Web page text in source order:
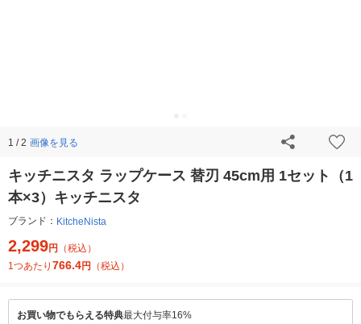
1 / 2 画像を見る
キッチニスタ ラップケース 替刃 45cm用 1セット（1
本×3）キッチニスタ
ブランド： KitcheNista
2,299円
（税込）
1つあたり 766.4円 （税込）
お買い物でもらえる特典最大付与率16%